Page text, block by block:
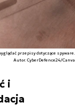
przepisy dotyczące spyware.
Autor. CyberDefence24/Canva
i